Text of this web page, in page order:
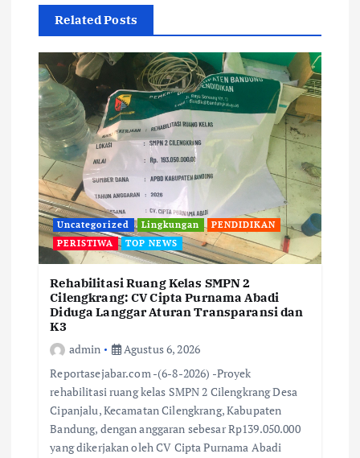
Related Posts
Uncategorized Lingkungan
PENDIDIKAN
PERISTIWA
TOP NEWS
Rehabilitasi Ruang Kelas SMPN 2
Cilengkrang: CV Cipta Purnama Abadi
Diduga Langgar Aturan Transparansi dan
K3
admin
Agustus 6, 2026
Reportasejabar.com -(6-8-2026) -Proyek
rehabilitasi ruang kelas SMPN 2 Cilengkrang Desa
Cipanjalu, Kecamatan Cilengkrang, Kabupaten
Bandung, dengan anggaran sebesar Rp139.050.000
yang dikerjakan oleh CV Cipta Purnama Abadi